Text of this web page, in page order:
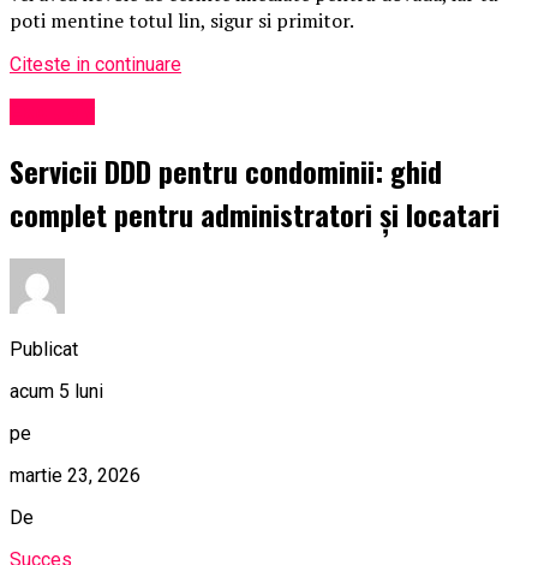
poti mentine totul lin, sigur si primitor.
Citeste in continuare
Servicii DDD pentru condominii: ghid
complet pentru administratori și locatari
Publicat
acum 5 luni
pe
martie 23, 2026
De
Succes